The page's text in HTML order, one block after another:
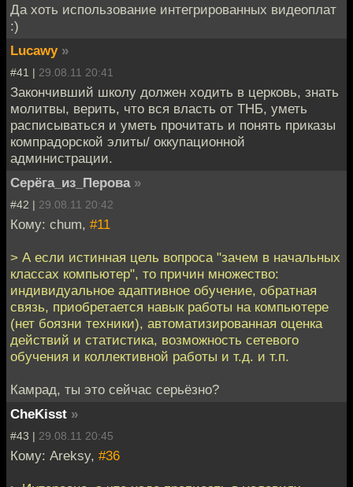
Да хоть использование интегрированных видеоплат
:)
Lucawy »
#41 | 29.08.11 20:41
Закончивший школу должен ходить в церковь, знать
молитвы, верить, что вся власть от ТНБ, уметь
расписываться и уметь прочитать и понять приказы
компрадорской элиты/ оккупационной
администрации.
Серёга_из_Перова »
#42 | 29.08.11 20:42
Кому: chum, #11
> А если истинная цель вопроса "зачем в начальных
классах компьютер", то причин множество:
индивидуальное адаптивное обучение, обратная
связь, приобретается навык работы на компьютере
(нет боязни техники), автоматизированная оценка
действий и статистика, возможность сетевого
обучения и коллективной работы и т.д. и т.п.
Камрад, ты это сейчас серьёзно?
CheKisst »
#43 | 29.08.11 20:45
Кому: Areksy, #36